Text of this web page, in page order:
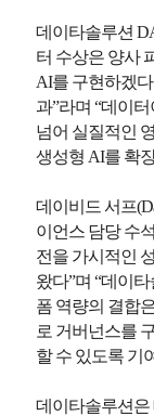
데이타솔루션
터 수상은 양사
AI를 구현하겠
과”라며 “데이
넘어 실질적인
생성형 AI를 확
데이비드 서프
이언스 담당 수
전을 가시적인
왔다”며 “데이
폼 역량의 결합
로 거버넌스를
할 수 있도록 기
데이타솔루션은